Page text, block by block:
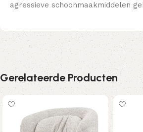
agressieve schoonmaakmiddelen
Gerelateerde Producten